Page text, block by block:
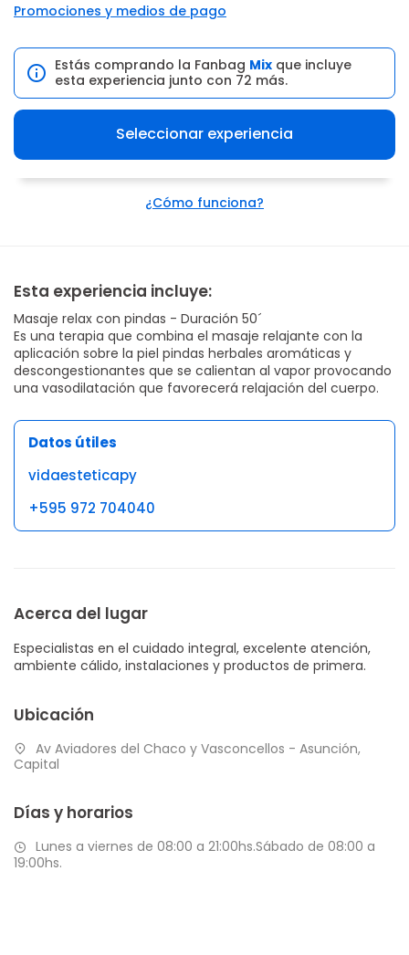
Promociones y medios de pago
Estás comprando la Fanbag Mix que incluye
esta experiencia junto con 72 más.
Seleccionar experiencia
¿Cómo funciona?
Esta experiencia incluye:
Masaje relax con pindas - Duración 50´
Es una terapia que combina el masaje relajante con la
aplicación sobre la piel pindas herbales aromáticas y
descongestionantes que se calientan al vapor provocando
una vasodilatación que favorecerá relajación del cuerpo.
Datos útiles
vidaesteticapy
+595 972 704040
Acerca del lugar
Especialistas en el cuidado integral, excelente atención,
ambiente cálido, instalaciones y productos de primera.
Ubicación
Av Aviadores del Chaco y Vasconcellos - Asunción,
Capital
Días y horarios
Lunes a viernes de 08:00 a 21:00hs.Sábado de 08:00 a
19:00hs.